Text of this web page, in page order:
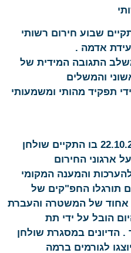
22.10.27-23 התקיים שבוע חירום רשותי
אדמה .
התגובה המידית של
והמשלים
תפקיד מהותי ומשמעותי
שבוע החירום החל ביום א' 22.10.23 בו התקיים שולחן
ארגוני החירום
והמענה המקומי
תורגלו החפ"קים של
אחוד של המשטרה והעברת
הובל על ידי תת
הדיונים במסגרת שולחן
לגורמים ברמה